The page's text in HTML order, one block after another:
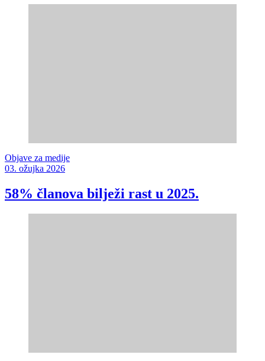
Objave za medije
03. ožujka 2026
58% članova bilježi rast u 2025.